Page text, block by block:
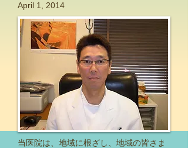
April 1, 2014
当医院は、地域に根ざし、地域の皆さま